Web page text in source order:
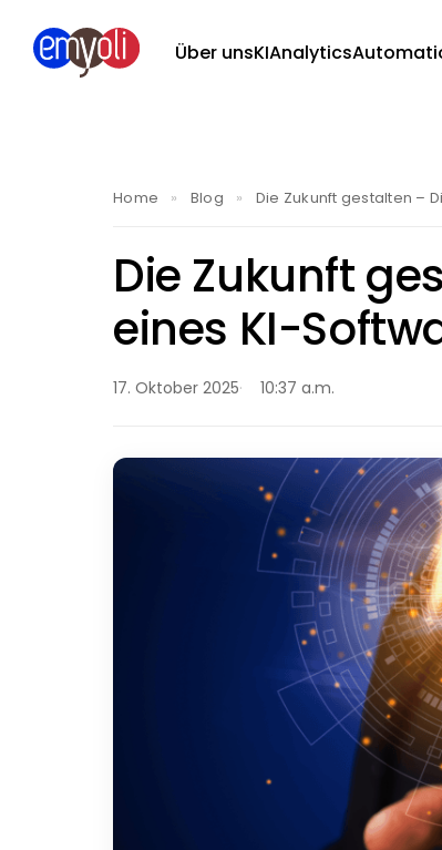
Über unsKIAnalytics
Home » Blog » Die Zukunft gestalten –
Die Zukunft
eines KI-
17. Oktober 2025 10:37 a.m.